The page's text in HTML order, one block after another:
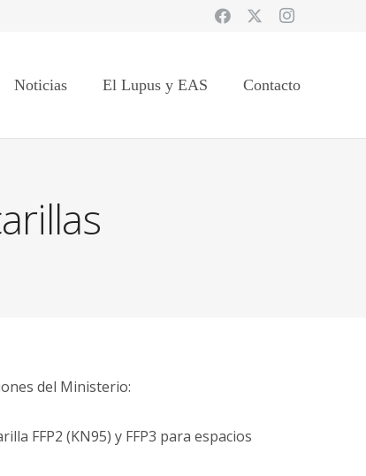
Noticias El Lupus y EAS Contacto
del Ministerio:
FFP2 (KN95) y FFP3 para espacios